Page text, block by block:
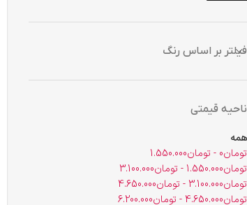
فیلتر بر اساس رنگ
ناحیه قیمتی
همه
تومان0
- تومان1.550.000
تومان1.550.000
- تومان3.100.000
تومان3.100.000
- تومان4.650.000
تومان4.650.000
- تومان6.200.000